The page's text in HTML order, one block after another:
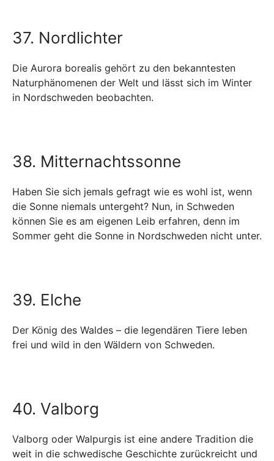
37. Nordlichter
Die Aurora borealis gehört zu den bekanntesten
Naturphänomenen der Welt und lässt sich im Winter
in Nordschweden beobachten.
38. Mitternachtssonne
Haben Sie sich jemals gefragt wie es wohl ist, wenn
die Sonne niemals untergeht? Nun, in Schweden
können Sie es am eigenen Leib erfahren, denn im
Sommer geht die Sonne in Nordschweden nicht unter.
39. Elche
Der König des Waldes – die legendären Tiere leben
frei und wild in den Wäldern von Schweden.
40. Valborg
Valborg oder Walpurgis ist eine andere Tradition die
weit in die schwedische Geschichte zurückreicht und